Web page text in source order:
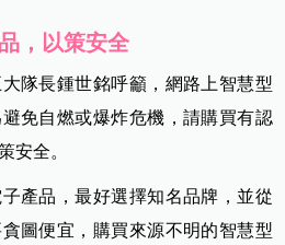
，以策安全
隊長鍾世銘呼籲，網路上智慧型
免自燃或爆炸危機，請購買有認
安全。
產品，最好選擇知名品牌，並從
圖便宜，購買來源不明的智慧型